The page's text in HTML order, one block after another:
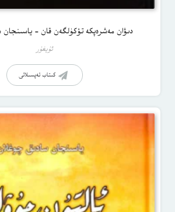
دىۋان مەشرەپكە تۆكۈلگەن قان –
ئۇيغۇر
كىتاب تەپسىلاتى